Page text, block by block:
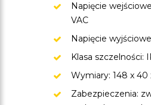
Napięcie
VAC
Napięcie
Klasa szczelności:
Wymiary: 148 x
Zabezpieczenia: